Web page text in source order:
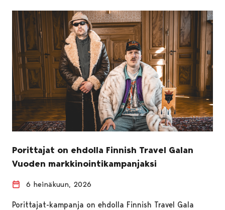
Porittajat on ehdolla Finnish Travel Galan
Vuoden markkinointikampanjaksi
6 heinäkuun, 2026
Porittajat-kampanja on ehdolla Finnish Travel Gala